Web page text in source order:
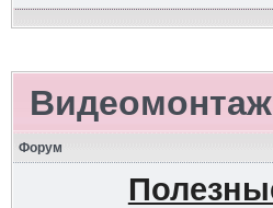
Видеомонтаж
Форум